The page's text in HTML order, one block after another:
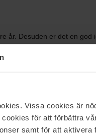
Vissa cookies är
för att förbättra
samt för att aktivera
år. Desuden er det en
til rengøring af